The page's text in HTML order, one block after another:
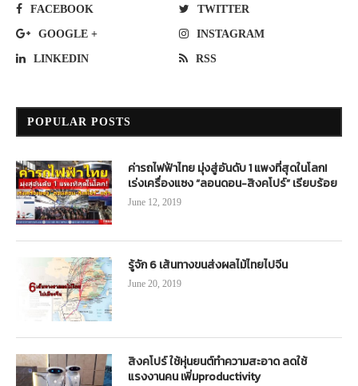
FACEBOOK TWITTER
GOOGLE + INSTAGRAM
LINKEDIN RSS
POPULAR POSTS
ค่ารถไฟฟ้าไทย มุ่งสู่อันดับ 1 แพงที่สุดในโลก!
เร่งเครื่องแซง “ลอนดอน-สิงคโปร์” เรียบร้อย
June 12, 2019
รู้จัก 6 เส้นทางขนส่งผลไม้ไทยไปจีน
June 20, 2019
สิงคโปร์ ใช้หุ่นยนต์ทำความสะอาด ลดใช้
แรงงานคน เพิ่มproductivity